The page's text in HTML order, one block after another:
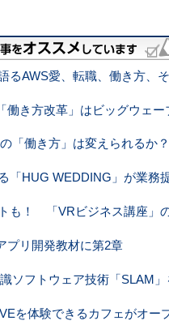
るAWS愛、転職、働き方、
働き方改革」はビッグウェー
「働き方」は変えられるか
「HUG WEDDING」が業務
も！ 「VRビジネス講座」
プリ開発教材に第2章
ソフトウェア技術「SLAM
を体験できるカフェがオー